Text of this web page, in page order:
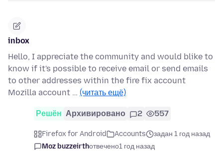
inbox
Hello, I appreciate the community and would blike to
know if it's possible to receive email or send emails
to other addresses within the fire fix account
Mozilla account … (читать ещё)
Решён Архивировано 2 557
Firefox for Android Accounts
задан 1 год назад
Moz buzzeirthотвечено1 год назад